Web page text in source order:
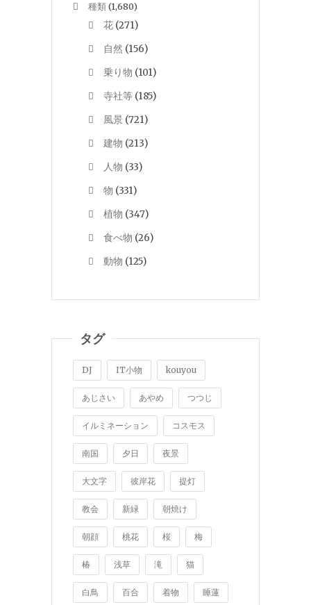
種類(1,680)
花 (271)
自然 (156)
乗り物 (101)
寺社等 (185)
風景 (721)
建物 (213)
人物 (33)
物 (331)
植物 (347)
食べ物 (26)
動物 (125)
タグ
DJ IT小物 kouyou
あじさい あやめ つつじ
イルミネーション コスモス
南国 夕日 夜景
大文字 彼岸花 提灯
教会 新緑 朝焼け
朝顔 桃花 桜 梅
椿 浅草 滝 猫
白鳥 百合 着物 睡蓮